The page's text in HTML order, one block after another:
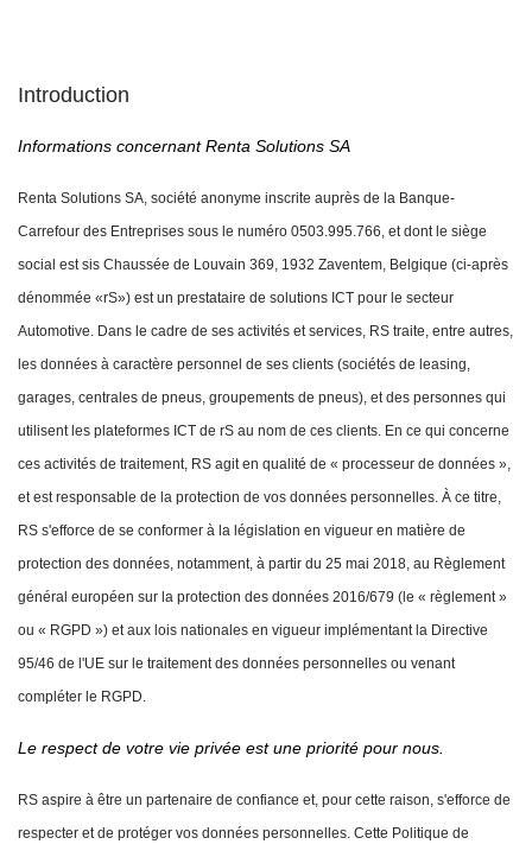
Introduction
Informations concernant Renta Solutions SA
Renta Solutions SA, société anonyme inscrite auprès de la Banque-
Carrefour des Entreprises sous le numéro 0503.995.766, et dont le siège
social est sis Chaussée de Louvain 369, 1932 Zaventem, Belgique (ci-après
dénommée «rS») est un prestataire de solutions ICT pour le secteur
Automotive. Dans le cadre de ses activités et services, RS traite, entre autres,
les données à caractère personnel de ses clients (sociétés de leasing,
garages, centrales de pneus, groupements de pneus), et des personnes qui
utilisent les plateformes ICT de rS au nom de ces clients. En ce qui concerne
ces activités de traitement, RS agit en qualité de « processeur de données »,
et est responsable de la protection de vos données personnelles. À ce titre,
RS s'efforce de se conformer à la législation en vigueur en matière de
protection des données, notamment, à partir du 25 mai 2018, au Règlement
général européen sur la protection des données 2016/679 (le « règlement »
ou « RGPD ») et aux lois nationales en vigueur implémentant la Directive
95/46 de l'UE sur le traitement des données personnelles ou venant
compléter le RGPD.
Le respect de votre vie privée est une priorité pour nous.
RS aspire à être un partenaire de confiance et, pour cette raison, s'efforce de
respecter et de protéger vos données personnelles. Cette Politique de